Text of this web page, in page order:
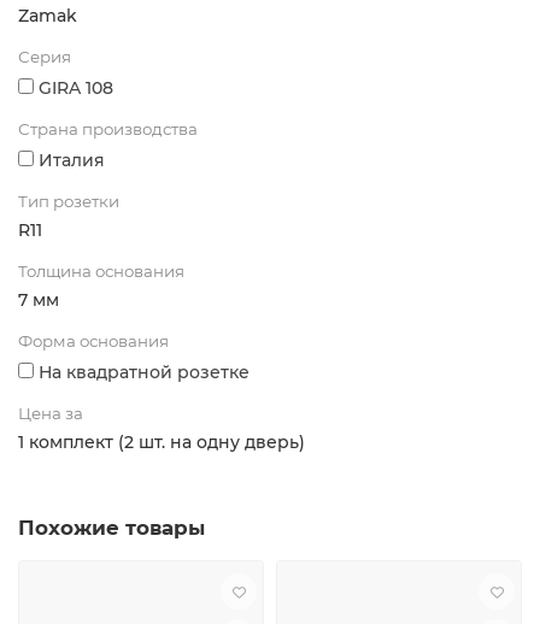
Zamak
Серия
GIRA 108
Страна производства
Италия
Тип розетки
R11
Толщина основания
7 мм
Форма основания
На квадратной розетке
Цена за
1 комплект (2 шт. на одну дверь)
Похожие товары